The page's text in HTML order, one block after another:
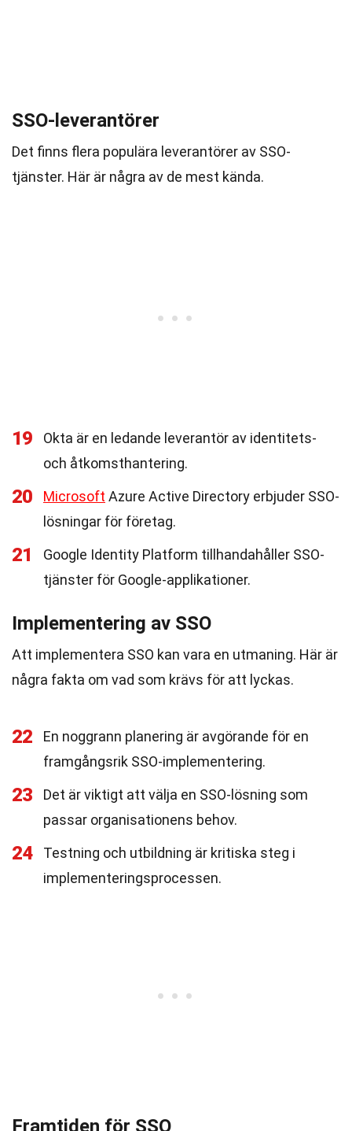
SSO-leverantörer
Det finns flera populära leverantörer av SSO-
tjänster. Här är några av de mest kända.
19
Okta är en ledande leverantör av identitets-
och åtkomsthantering.
20 Microsoft Azure Active Directory erbjuder SSO-
lösningar för företag.
21
Google Identity Platform tillhandahåller SSO-
tjänster för Google-applikationer.
Implementering av SSO
Att implementera SSO kan vara en utmaning. Här är
några fakta om vad som krävs för att lyckas.
22
En noggrann planering är avgörande för en
framgångsrik SSO-implementering.
23
Det är viktigt att välja en SSO-lösning som
passar organisationens behov.
24
Testning och utbildning är kritiska steg i
implementeringsprocessen.
Framtiden för SSO